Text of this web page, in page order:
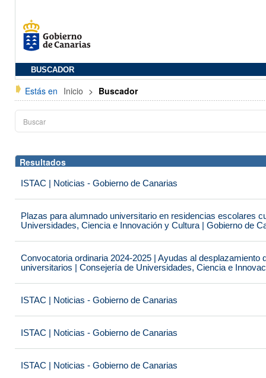
BUSCADOR
Estás en Inicio > Buscador
Resultados
ISTAC | Noticias - Gobierno de Canarias
Plazas para alumnado universitario en residencias escolares
Universidades, Ciencia e Innovación y Cultura | Gobierno de
Convocatoria ordinaria 2024-2025 | Ayudas al desplazamiento
universitarios | Consejería de Universidades, Ciencia e
ISTAC | Noticias - Gobierno de Canarias
ISTAC | Noticias - Gobierno de Canarias
ISTAC | Noticias - Gobierno de Canarias